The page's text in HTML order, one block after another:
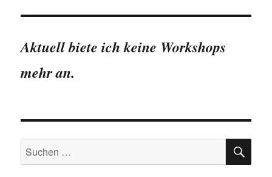
Aktuell biete ich keine Workshops
mehr an.
Suchen
nach: